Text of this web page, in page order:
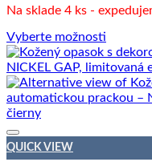
bola:
je:
Na sklade 4 ks -
Vyberte možnosti
Tento
produkt
má
viacero
variantov.
Možnosti
si
môžete
QUICK VIEW